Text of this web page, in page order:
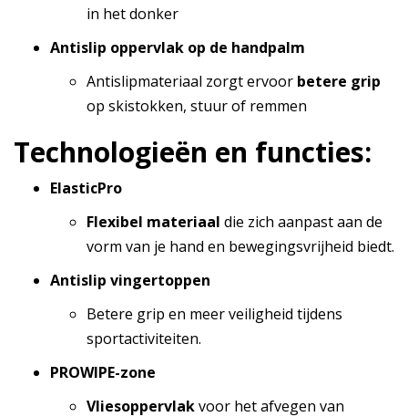
in het donker
Antislip oppervlak op de handpalm
Antislipmateriaal zorgt ervoor betere grip
op skistokken, stuur of remmen
Technologieën en functies:
ElasticPro
Flexibel materiaal die zich aanpast aan de
vorm van je hand en bewegingsvrijheid biedt.
Antislip vingertoppen
Betere grip en meer veiligheid tijdens
sportactiviteiten.
PROWIPE-zone
Vliesoppervlakvoor het afvegen van